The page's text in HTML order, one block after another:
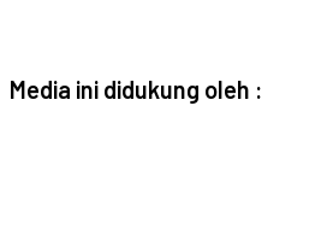
Media ini didukung oleh :